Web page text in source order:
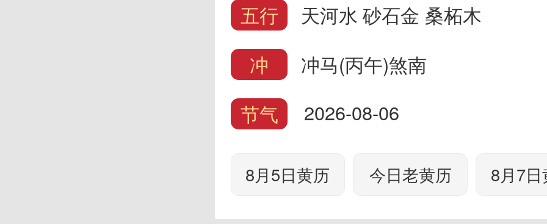
五行
天河水 砂石金 桑柘木
冲
冲马(丙午)煞南
节气
2026-08-06
8月5日黄历 今日老黄历 8月7